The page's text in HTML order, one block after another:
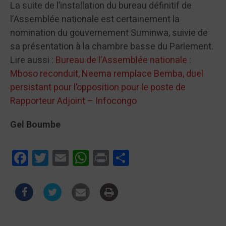
La suite de l’installation du bureau définitif de
l’Assemblée nationale est certainement la
nomination du gouvernement Suminwa, suivie de
sa présentation à la chambre basse du Parlement.
Lire aussi : Bureau de l’Assemblée nationale :
Mboso reconduit, Neema remplace Bemba, duel
persistant pour l’opposition pour le poste de
Rapporteur Adjoint – Infocongo
Gel Boumbe
FacebookTwitterEmail WhatsApp
Print